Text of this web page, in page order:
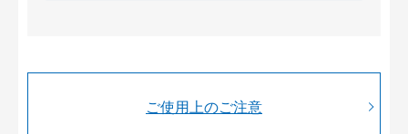
ご使用上のご注意